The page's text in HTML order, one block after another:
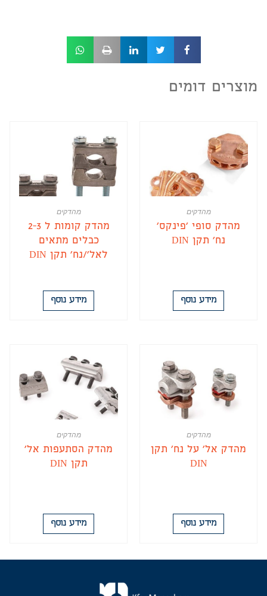
מוצרים דומים
מהדקים
מהדק סופי 'פינקס'
נח' תקן DIN
מידע נוסף
מהדקים
מהדק קומות ל 2-3
כבלים מתאים
לאל'/נח' תקן DIN
מידע נוסף
מהדקים
מהדק אל' על נח' תקן
DIN
מידע נוסף
מהדקים
מהדק הסתעפות אל'
תקן DIN
מידע נוסף